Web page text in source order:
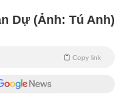
Dự (Ảnh: Tú Anh)
Copy link